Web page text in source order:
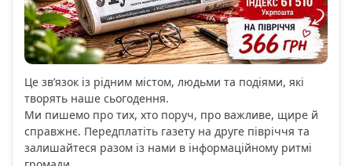
Це зв’язок із рідним містом, людьми та подіями, які
творять наше сьогодення.
Ми пишемо про тих, хто поруч, про важливе, щире й
справжнє. Передплатіть газету на друге півріччя та
залишайтеся разом із нами в інформаційному ритмі